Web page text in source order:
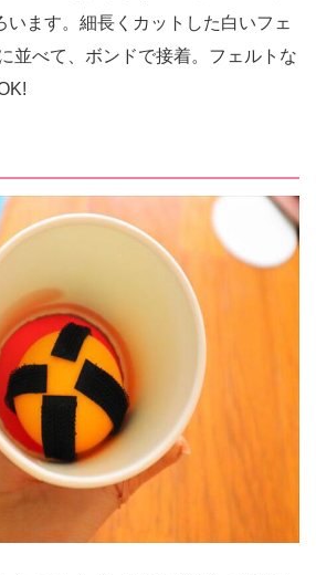
います。細長くカットした白いフェ
並べて、ボンドで接着。フェルトな